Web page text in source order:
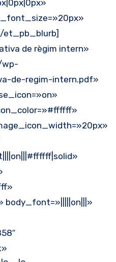
et_pb_blurb]
de règim intern»
wp-
de-regim-intern.pdf»
body_font=»|||||on|||»